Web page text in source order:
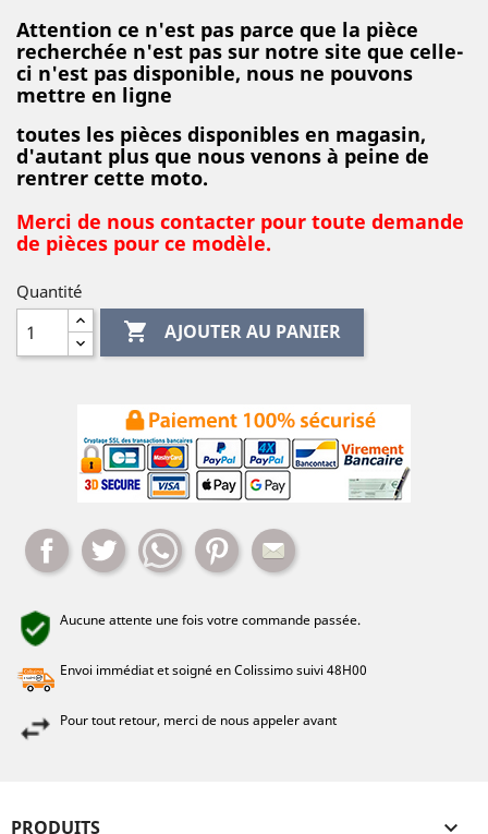
Attention ce n'est pas parce que la pièce
recherchée n'est pas sur notre site que celle-
ci n'est pas disponible, nous ne pouvons
mettre en ligne
toutes les pièces disponibles en magasin,
d'autant plus que nous venons à peine de
rentrer cette moto.
Merci de nous contacter pour toute demande
de pièces pour ce modèle.
Quantité
 AJOUTER AU PANIER
Partager Tweet WhatsappPinterest
Aucune attente une fois votre commande passée.
Envoi immédiat et soigné en Colissimo suivi 48H00
Pour tout retour, merci de nous appeler avant
PRODUITS 